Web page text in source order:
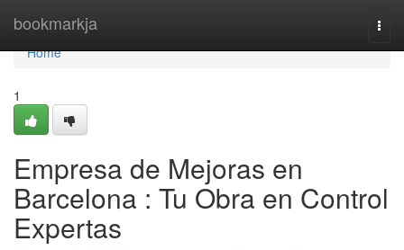
bookmarkja
Home
Home
1
Empresa de Mejoras en
Barcelona : Tu Obra en Control
Expertas